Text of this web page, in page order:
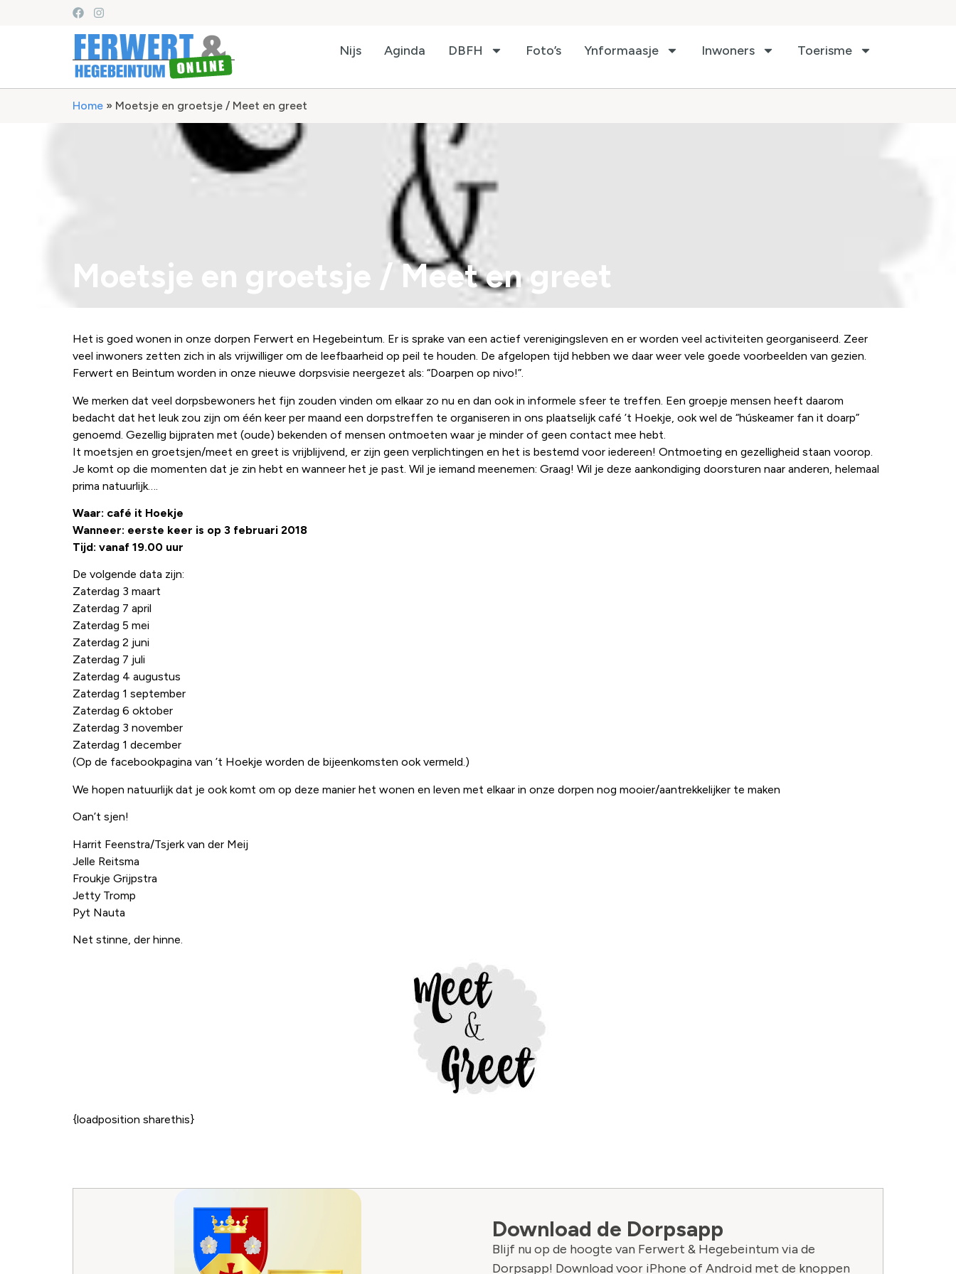
Nijs Aginda DBFH Foto’s Ynformaasje Inwoners Toerisme
Home » Moetsje en groetsje / Meet en greet
Moetsje en groetsje / Meet en greet
Het is goed wonen in onze dorpen Ferwert en Hegebeintum. Er is sprake van een actief verenigingsleven en er worden veel activiteiten georganiseerd. Zeer
veel inwoners zetten zich in als vrijwilliger om de leefbaarheid op peil te houden. De afgelopen tijd hebben we daar weer vele goede voorbeelden van gezien.
Ferwert en Beintum worden in onze nieuwe dorpsvisie neergezet als: “Doarpen op nivo!”.
We merken dat veel dorpsbewoners het fijn zouden vinden om elkaar zo nu en dan ook in informele sfeer te treffen. Een groepje mensen heeft daarom
bedacht dat het leuk zou zijn om één keer per maand een dorpstreffen te organiseren in ons plaatselijk café ’t Hoekje, ook wel de “húskeamer fan it doarp”
genoemd. Gezellig bijpraten met (oude) bekenden of mensen ontmoeten waar je minder of geen contact mee hebt.
It moetsjen en groetsjen/meet en greet is vrijblijvend, er zijn geen verplichtingen en het is bestemd voor iedereen! Ontmoeting en gezelligheid staan voorop.
Je komt op die momenten dat je zin hebt en wanneer het je past. Wil je iemand meenemen: Graag! Wil je deze aankondiging doorsturen naar anderen, helemaal
prima natuurlijk….
Waar: café it Hoekje
Wanneer: eerste keer is op 3 februari 2018
Tijd: vanaf 19.00 uur
De volgende data zijn:
Zaterdag 3 maart
Zaterdag 7 april
Zaterdag 5 mei
Zaterdag 2 juni
Zaterdag 7 juli
Zaterdag 4 augustus
Zaterdag 1 september
Zaterdag 6 oktober
Zaterdag 3 november
Zaterdag 1 december
(Op de facebookpagina van ’t Hoekje worden de bijeenkomsten ook vermeld.)
We hopen natuurlijk dat je ook komt om op deze manier het wonen en leven met elkaar in onze dorpen nog mooier/aantrekkelijker te maken
Oan’t sjen!
Harrit Feenstra/Tsjerk van der Meij
Jelle Reitsma
Froukje Grijpstra
Jetty Tromp
Pyt Nauta
Net stinne, der hinne.
{loadposition sharethis}
Download de Dorpsapp
Blijf nu op de hoogte van Ferwert & Hegebeintum via de
Dorpsapp! Download voor iPhone of Android met de knoppen